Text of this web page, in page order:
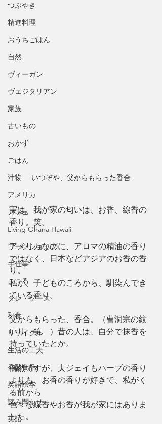
つぶやき
精進料理
おうちごはん
自然
ヴィーガン
ヴェジタリアン
家族
古いもの
おかず
ごはん
汁物
アメリカ
カフェ
Living Ohana Hawaii
ワークショップ
手仕事
こころ
タレ・ソース
和食
リサイクル
生活の工夫
発酵食品
英語絵本
読み聞かせ
英語
いつぞや、父からもらった香合
実は、我が家の匂いは、お香、線香の
香り。笑。
アメリカなのに、アロマの精油の香り
ではなく、日本などアジアのお香の香
り。
私が、子どものころから、馴染んでき
ている香り。
父からもらった、香合。（曹洞宗の紋
いり　笑　）昔の人は、自分で抹香を
持っていたとか。
偶然ですが、夫ジェイもハーブの香り
よりも、お香の香りが好きで、私がく
る前から
色々な線香やお香が我が家にはありま
した。